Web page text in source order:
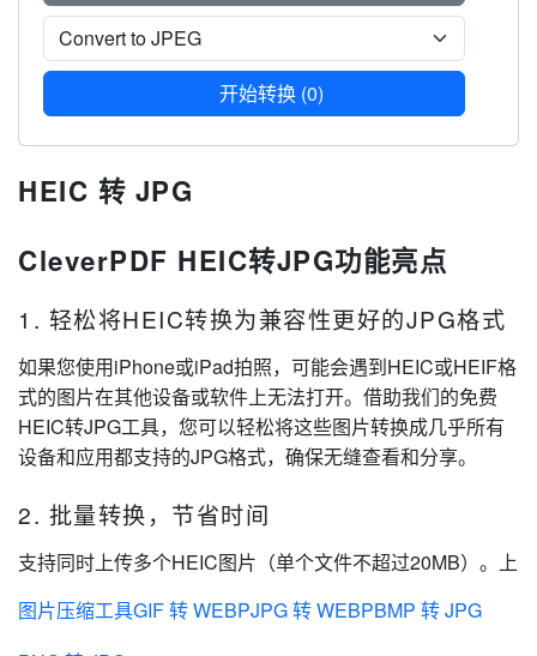
开始转换 (0)
HEIC 转 JPG
CleverPDF HEIC转JPG功能亮点
1. 轻松将HEIC转换为兼容性更好的JPG格式
如果您使用iPhone或iPad拍照，可能会遇到HEIC或HEIF格
式的图片在其他设备或软件上无法打开。借助我们的免费
HEIC转JPG工具，您可以轻松将这些图片转换成几乎所有
设备和应用都支持的JPG格式，确保无缝查看和分享。
2. 批量转换，节省时间
支持同时上传多个HEIC图片（单个文件不超过20MB）。上
几秒钟后即可下载转换完成的JPG图片，轻松实现批量操
图片压缩工具GIF 转 WEBPJPG 转 WEBPBMP 转 JPG